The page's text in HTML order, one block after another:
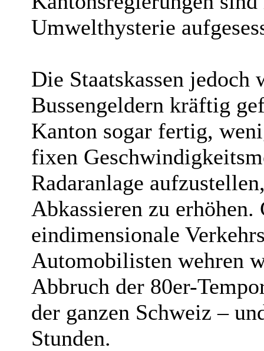
Umwelthysterie
Die Staatskassen jedoch
Bussengeldern kräftig
Kanton sogar fertig,
fixen
Radaranlage
Abkassieren zu erhöhen.
eindimensionale
Automobilisten wehren
Abbruch der 80er-
der ganzen Schweiz –
Stunden.